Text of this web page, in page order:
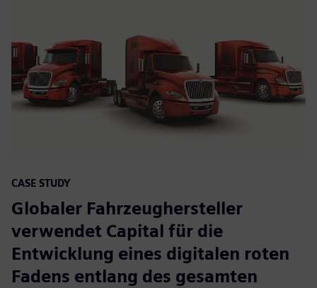
CASE STUDY
Globaler Fahrzeughersteller
verwendet Capital für die
Entwicklung eines digitalen roten
Fadens entlang des gesamten